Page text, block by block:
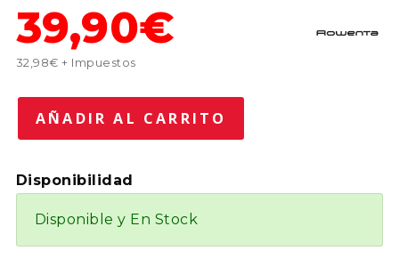
39,90€
32,98€ + Impuestos
Disponibilidad
Disponible y En Stock